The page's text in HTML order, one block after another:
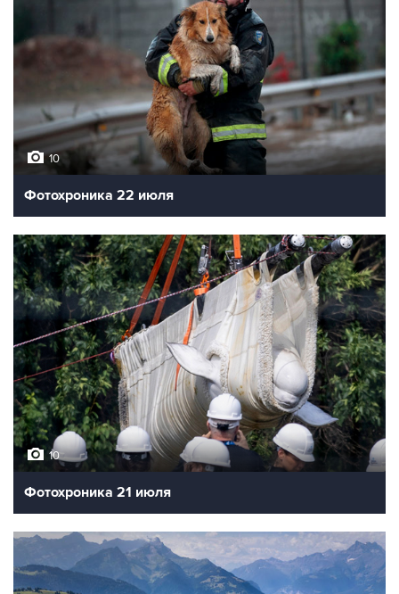
10
Фотохроника 22 июля
10
Фотохроника 21 июля